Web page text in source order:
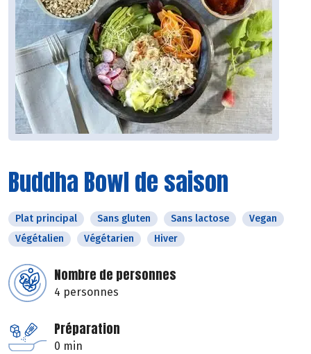
Buddha Bowl de saison
Plat principal Sans gluten Sans lactose
Vegan
Végétalien
Végétarien Hiver
Nombre de personnes
4 personnes
Préparation
0 min